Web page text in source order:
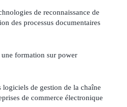
de reconnaissance de
des processus documentaires
formation sur power
logiciels de gestion de la chaîne
de commerce électronique